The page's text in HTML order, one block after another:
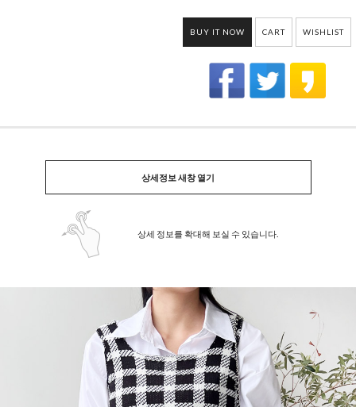
BUY IT NOW CART WISHLIST
상세정보 새창 열기
상세 정보를 확대해 보실 수 있습니다.